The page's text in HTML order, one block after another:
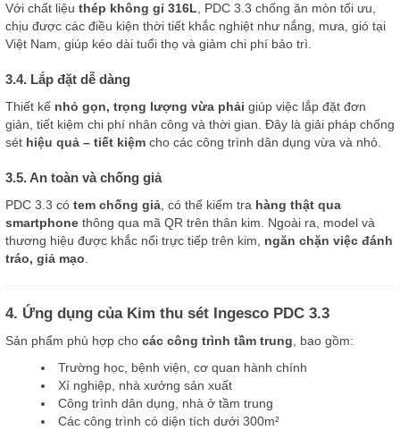
Với chất liệu thép không gỉ 316L , PDC 3.3 chống ăn mòn tối ưu,
chịu được các điều kiện thời tiết khắc nghiệt như nắng, mưa, gió tại
Việt Nam, giúp kéo dài tuổi thọ và giảm chi phí bảo trì.
3.4. Lắp đặt dễ dàng
Thiết kế nhỏ gọn, trọng lượng vừa phải giúp việc lắp đặt đơn
giản, tiết kiệm chi phí nhân công và thời gian. Đây là giải pháp chống
sét hiệu quả – tiết kiệm cho các công trình dân dụng vừa và nhỏ.
3.5. An toàn và chống giả
PDC 3.3 có tem chống giả , có thể kiểm tra hàng thật qua
smartphone thông qua mã QR trên thân kim. Ngoài ra, model và
thương hiệu được khắc nổi trực tiếp trên kim, ngăn chặn việc đánh
tráo, giả mạo
4. Ứng dụng của Kim thu sét Ingesco PDC 3.3
Sản phẩm phù hợp cho các công trình tầm trung , bao gồm:
Trường học, bệnh viện, cơ quan hành chính
Xí nghiệp, nhà xưởng sản xuất
Công trình dân dụng, nhà ở tầm trung
Các công trình có diện tích dưới 300m²